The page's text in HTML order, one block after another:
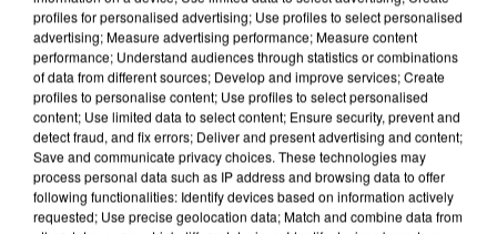
UN SECOND CADRE DE LA DZ MAFIA
INTERPELLÉ EN ALGÉRIE
profiles for personalised advertising; Use profiles to select personalised
advertising; Measure advertising performance; Measure content
performance; Understand audiences through statistics or combinations
of data from different sources; Develop and improve services; Create
profiles to personalise content; Use profiles to select personalised
content; Use limited data to select content; Ensure security, prevent and
detect fraud, and fix errors; Deliver and present advertising and content;
Save and communicate privacy choices. These technologies may
process personal data such as IP address and browsing data to offer
following functionalities: Identify devices based on information actively
requested; Use precise geolocation data; Match and combine data from